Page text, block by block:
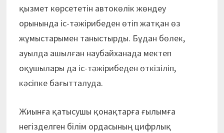
қызмет көрсететін автокөлік жөндеу
орынында іс-тәжірибеден өтіп жатқан өз
жұмыстарымен таныстырды. Бұдан бөлек,
ауылда ашылған наубайханада мектеп
оқушылары да іс-тәжірибеден өткізіліп,
кәсіпке бағытталуда.
Жиынға қатысушы қонақтарға ғылымға
негізделген білім ордасының цифрлық